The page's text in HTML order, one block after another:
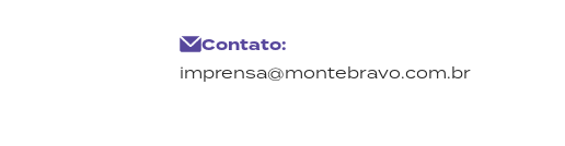
Contato:
imprensa@montebravo.com.br